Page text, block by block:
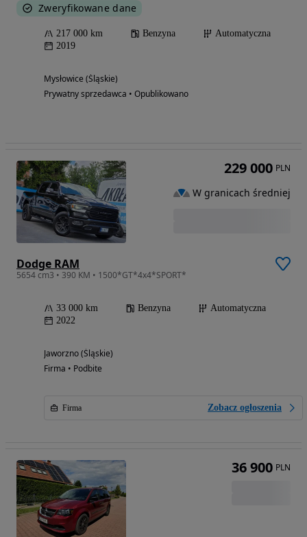
Zweryfikowane dane
217 000 km Benzyna
Automatyczna
2019
Mysłowice (Śląskie)
Prywatny sprzedawca • Opublikowano
Dodge RAM
5654 cm3 • 390 KM • 1500*GT*4x4*SPORT*
33 000 km Benzyna
Automatyczna
2022
Jaworzno (Śląskie)
Firma • Podbite
Firma Zobacz ogłoszenia
229 000 PLN
W granicach średniej
36 900 PLN